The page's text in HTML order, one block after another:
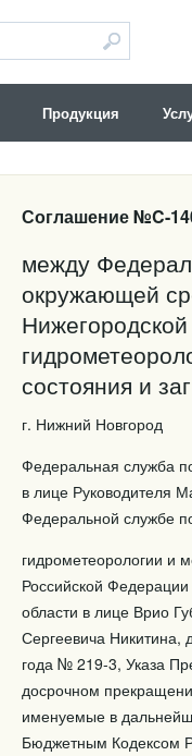
Продукция
Соглашение №C-
между
окружающей
состояния и
г. Нижний
Федеральная служба
в лице Руководителя
Федеральной службе
гидрометеорологии и
Российской
области в лице Врио
Сергеевича Никитина,
года № 219-3, Указа
досрочном
именуемые в
Бюджетным Кодексом